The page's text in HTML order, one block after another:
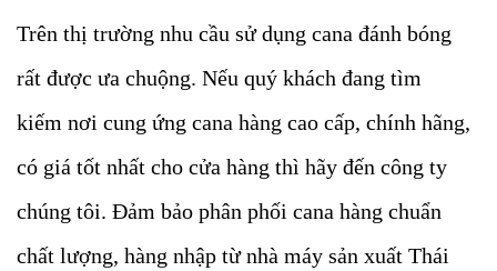
Trên thị trường nhu cầu sử dụng cana đánh bóng
rất được ưa chuộng. Nếu quý khách đang tìm
kiếm nơi cung ứng cana hàng cao cấp, chính hãng,
có giá tốt nhất cho cửa hàng thì hãy đến công ty
chúng tôi. Đảm bảo phân phối cana hàng chuẩn
chất lượng, hàng nhập từ nhà máy sản xuất Thái